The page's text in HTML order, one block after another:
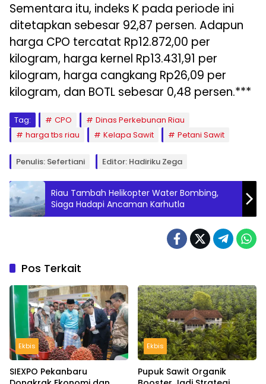
Sementara itu, indeks K pada periode ini
ditetapkan sebesar 92,87 persen. Adapun
harga CPO tercatat Rp12.872,00 per
kilogram, harga kernel Rp13.431,91 per
kilogram, harga cangkang Rp26,09 per
kilogram, dan BOTL sebesar 0,48 persen.***
Tag: CPO
Dinas Perkebunan Riau
harga tbs riau
Kelapa Sawit Petani Sawit
Penulis: Sefertiani Editor: Hadiriku Zega
Riau Tambah Helikopter Water Bombing,
Siaga Hadapi Ancaman Karhutla
Pos Terkait
Ekbis
SIEXPO Pekanbaru
Ekbis
Pupuk Sawit Organik